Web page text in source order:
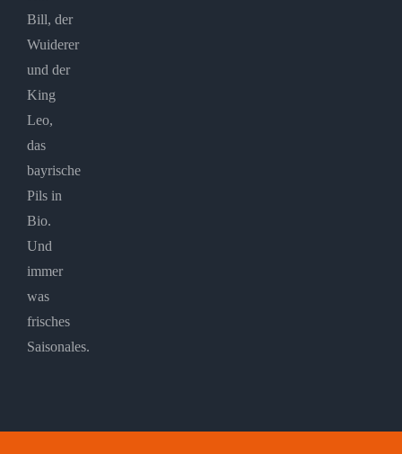
Bill, der
Wuiderer
und der
King
Leo,
das
bayrische
Pils in
Bio.
Und
immer
was
frisches
Saisonales.